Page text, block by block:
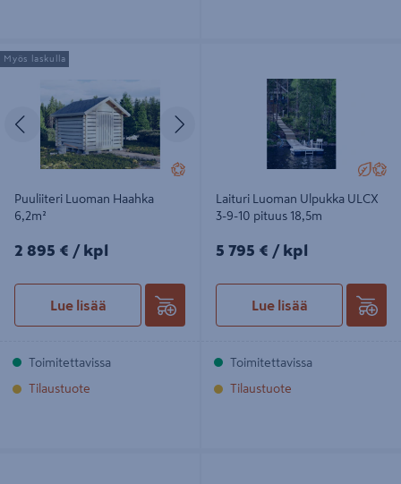
Puuliiteri Luoman Haahka 6,2m²
Edellinen
Puuliiteri Luoman Haahka
6,2m²
2895€/kpl
2 895 € / kpl
Lue lisää
Myös laskulla
Toimitettavissa
Tilaustuote
Laituri Luoman Ulpukka ULCX
3-9-10 pituus 18,5m
5795€/kpl
5 795 € / kpl
Lue lisää
Toimitettavissa
Tilaustuote